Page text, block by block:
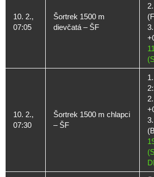
10. 2.,
07:05
Šortrek 1500 m
dievčatá – ŠF
10. 2.,
07:30
Šortrek 1500 m chlapci
– ŠF